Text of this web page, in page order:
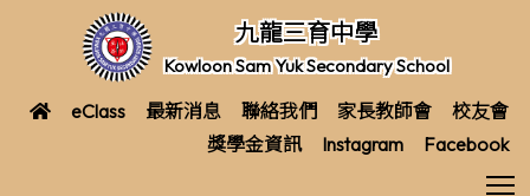
九龍三育中學
Kowloon Sam Yuk Secondary School
eClass 最新消息 聯絡我們 家長教師會
校友會
獎學金資訊
Instagram Facebook